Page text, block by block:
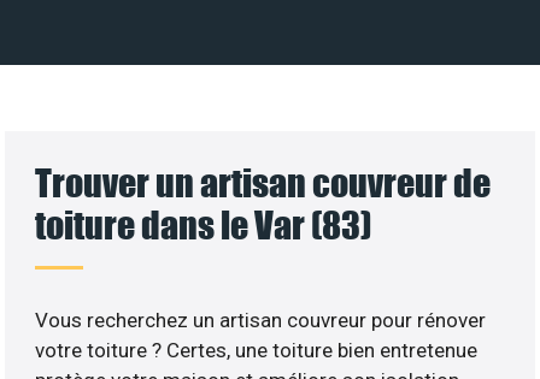
Trouver un artisan couvreur de
toiture dans le Var (83)
Vous recherchez un artisan couvreur pour rénover
votre toiture ? Certes, une toiture bien entretenue